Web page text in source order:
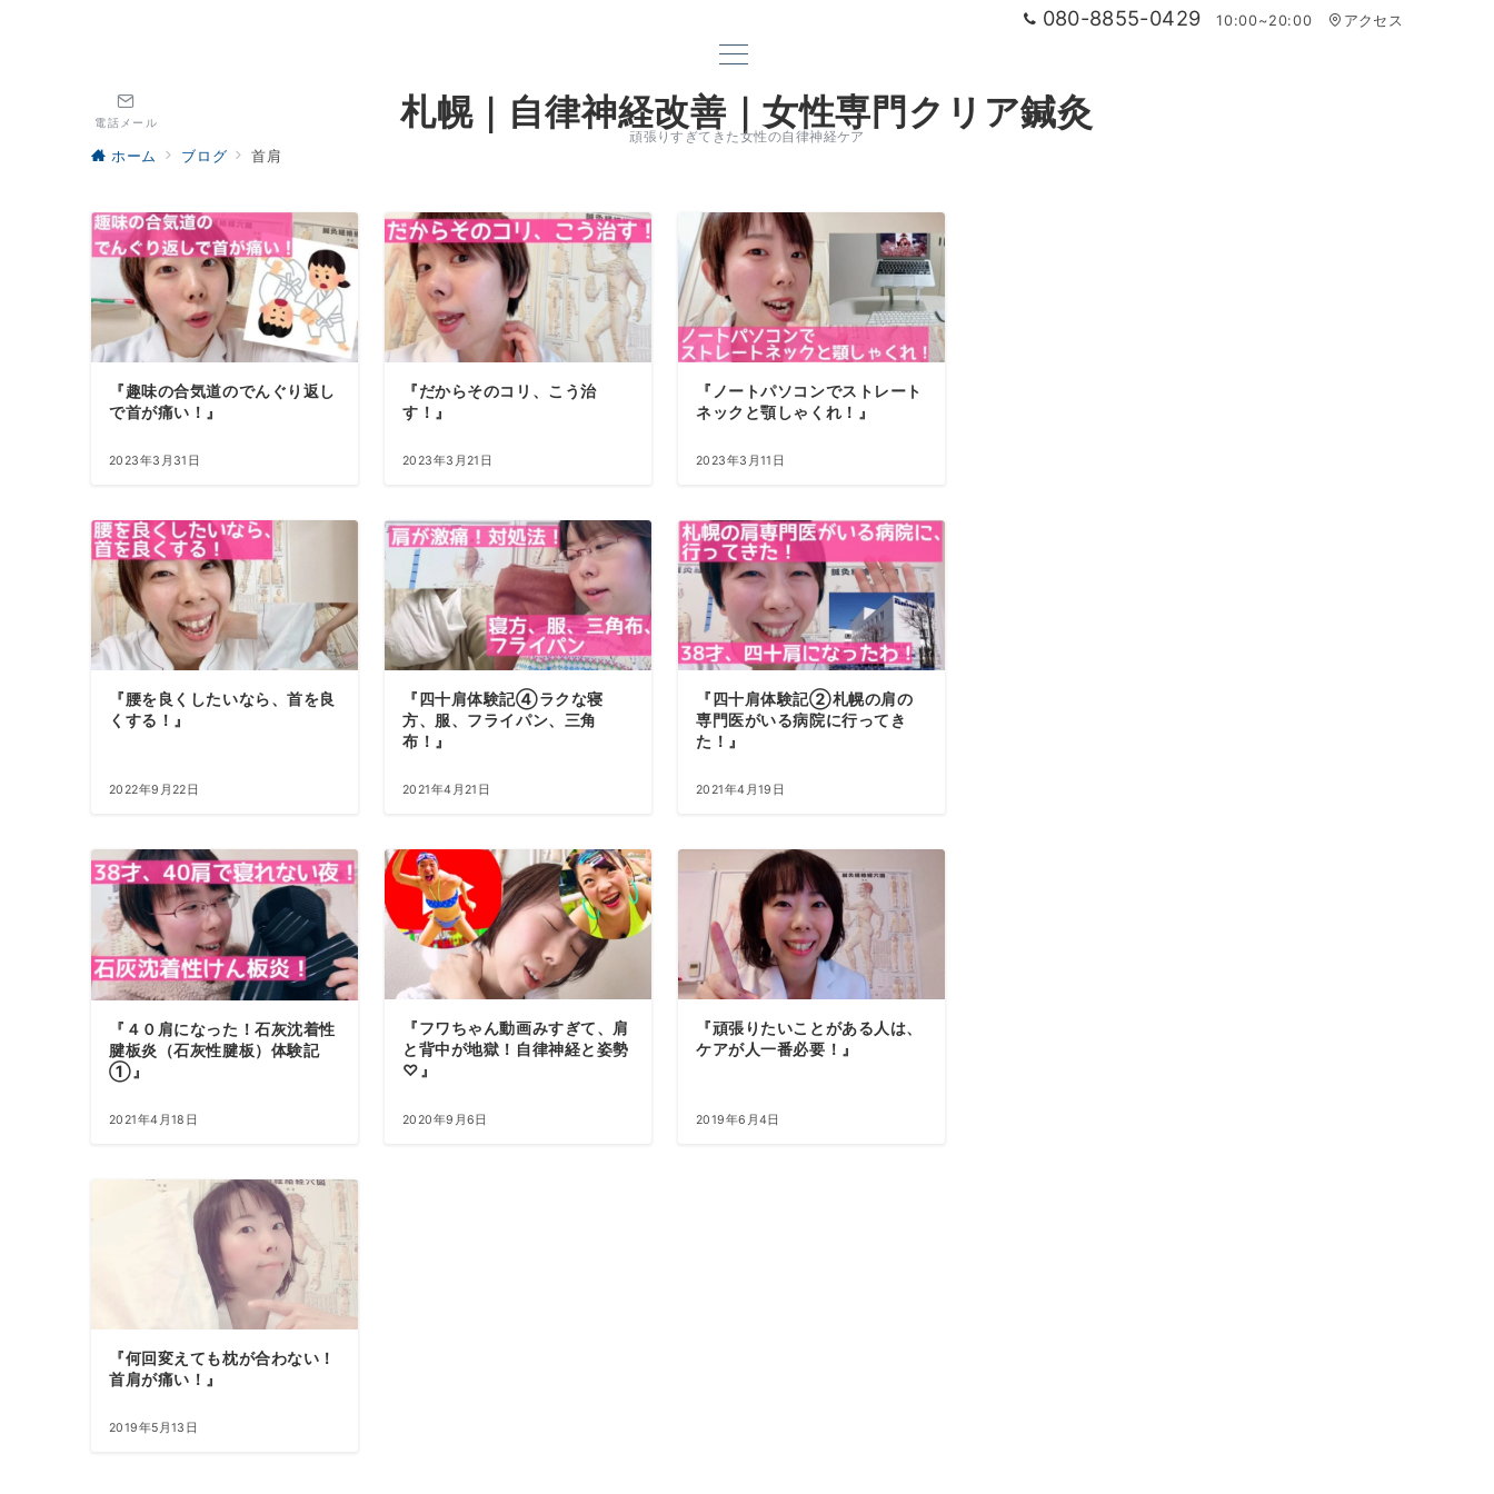
080-8855-0429 10:00~20:00 アクセス
札幌｜自律神経改善｜女性専門クリア鍼灸
頑張りすぎてきた女性の自律神経ケア
電話メール
ホーム ブログ 首肩
『趣味の合気道のでんぐり返し
で首が痛い！』
2023年3月31日
『だからそのコリ、こう治
す！』
2023年3月21日
『ノートパソコンでストレート
ネックと顎しゃくれ！』
2023年3月11日
『腰を良くしたいなら、首を良
くする！』
2022年9月22日
『四十肩体験記④ラクな寝
方、服、フライパン、三角
布！』
2021年4月21日
『四十肩体験記②札幌の肩の
専門医がいる病院に行ってき
た！』
2021年4月19日
『４０肩になった！石灰沈着性
腱板炎（石灰性腱板）体験記
①』
2021年4月18日
『フワちゃん動画みすぎて、肩
と背中が地獄！自律神経と姿勢
♡』
2020年9月6日
『頑張りたいことがある人は、
ケアが人一番必要！』
2019年6月4日
『何回変えても枕が合わない！
首肩が痛い！』
2019年5月13日
080-8855-0429
10:00~20:00